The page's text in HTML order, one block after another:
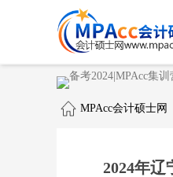
MPAcc会计硕士网
2024年